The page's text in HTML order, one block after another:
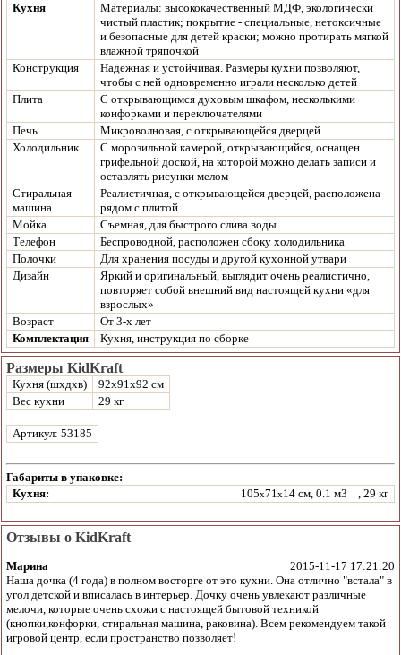
Кухня
Материалы: высококачественный МДФ, экологически
чистый пластик; покрытие - специальные, нетоксичные
и безопасные для детей краски; можно протирать мягкой
влажной тряпочкой
Конструкция
Надежная и устойчивая. Размеры кухни позволяют,
чтобы с ней одновременно играли несколько детей
Плита
С открывающимся духовым шкафом, несколькими
конфорками и переключателями
Печь
Микроволновая, с открывающейся дверцей
Холодильник
С морозильной камерой, открывающийся, оснащен
грифельной доской, на которой можно делать записи и
оставлять рисунки мелом
Стиральная
машина
Реалистичная, с открывающейся дверцей, расположена
рядом с плитой
Мойка
Съемная, для быстрого слива воды
Телефон
Беспроводной, расположен сбоку холодильника
Полочки
Для хранения посуды и другой кухонной утвари
Дизайн
Яркий и оригинальный, выглядит очень реалистично,
повторяет собой внешний вид настоящей кухни «для
взрослых»
Возраст
От 3-х лет
Комплектация
Кухня, инструкция по сборке
Размеры KidKraft
Кухня (шхдхв)
92х91х92 см
Вес кухни
29 кг
Артикул: 53185
Габариты в упаковке:
Кухня:
105x71x14 см, 0.1 м3 , 29 кг
Отзывы о KidKraft
Марина
2015-11-17 17:21:20
Наша дочка (4 года) в полном восторге от это кухни. Она отлично "встала" в
угол детской и вписалась в интерьер. Дочку очень увлекают различные
мелочи, которые очень схожи с настоящей бытовой техникой
(кнопки,конфорки, стиральная машина, раковина). Всем рекомендуем такой
игровой центр, если пространство позволяет!